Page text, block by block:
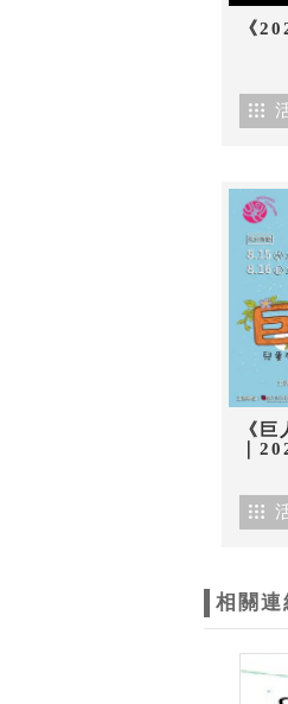
《
《
｜
相關連